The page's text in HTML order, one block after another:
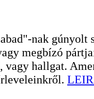
nak
megbízó
vagy hallgat.